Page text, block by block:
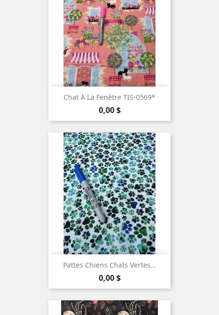
Chat À La Fenêtre TIS-0569*
Prix
0,00 $
Pattes Chiens Chats Vertes...
Prix
0,00 $